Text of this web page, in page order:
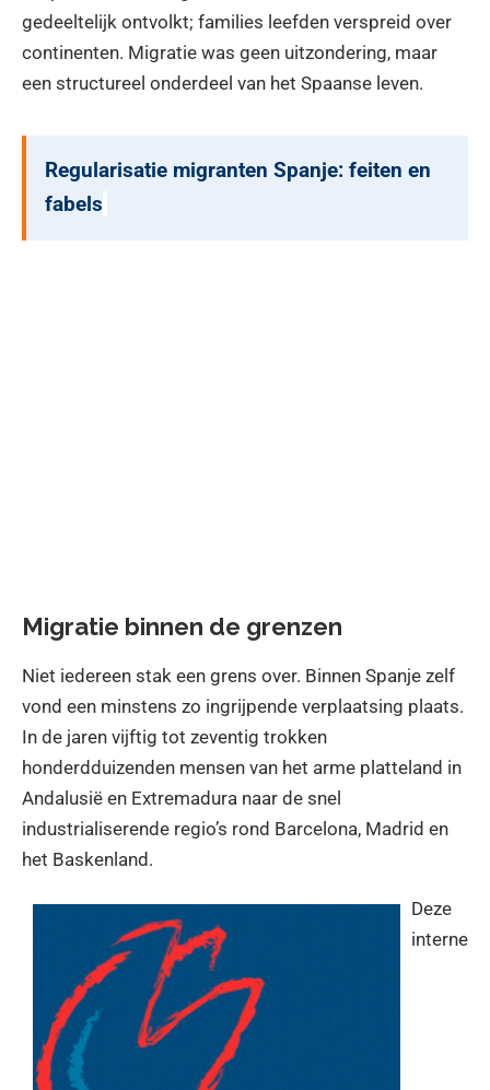
gedeeltelijk ontvolkt; families leefden verspreid over
continenten. Migratie was geen uitzondering, maar
een structureel onderdeel van het Spaanse leven.
Regularisatie migranten Spanje: feiten en
fabels
Migratie binnen de grenzen
Niet iedereen stak een grens over. Binnen Spanje zelf
vond een minstens zo ingrijpende verplaatsing plaats.
In de jaren vijftig tot zeventig trokken
honderdduizenden mensen van het arme platteland in
Andalusië en Extremadura naar de snel
industrialiserende regio’s rond Barcelona, Madrid en
het Baskenland.
Deze
interne